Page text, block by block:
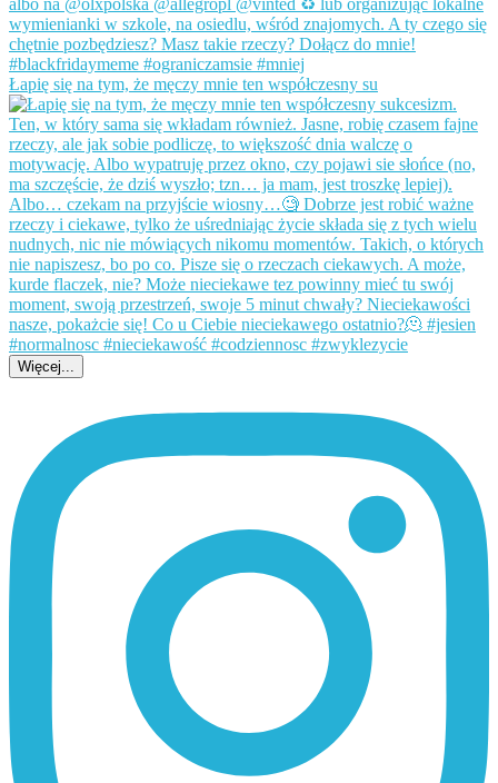
Łapię się na tym, że męczy mnie ten współczesny su
Więcej...